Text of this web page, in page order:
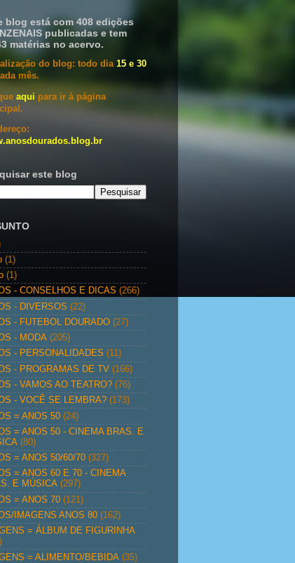
blog está com 408 edições
publicadas e tem
matérias no acervo.
do blog: todo dia 15 e 30
mês.
aqui para ir à página
este blog
(1)
(1)
- CONSELHOS E DICAS (266)
- DIVERSOS (22)
- FUTEBOL DOURADO (27)
- MODA (205)
- PERSONALIDADES (11)
- PROGRAMAS DE TV (166)
- VAMOS AO TEATRO? (76)
- VOCÊ SE LEMBRA? (173)
= ANOS 50 (24)
= ANOS 50 - CINEMA BRAS. E
(80)
= ANOS 50/60/70 (327)
= ANOS 60 E 70 - CINEMA
E MÚSICA (297)
= ANOS 70 (121)
IMAGENS ANOS 80 (162)
= ÁLBUM DE FIGURINHA
= ALIMENTO/BEBIDA (35)